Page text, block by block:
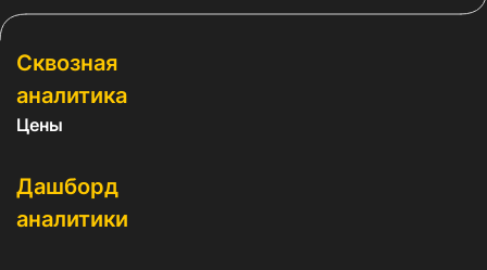
Сквозная
аналитика
Цены
Дашборд
аналитики